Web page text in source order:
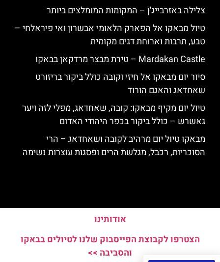
צלילה באזרבייג'ן – המקומות המומלצים ביותר
טיול מבאקו אל הפארק הלאומי אבשרון ואי פיראלחי –
טבע, תרבות וארוחת דגים מקומית
Mardakan Castle – טירת מבצר מרדקאן בבאקו
סיור יום מבאקו אל חיזי וקובה כולל ביקור בריזורט
שאחדאג והאגם הורוד
טיול יום מקיף מבאקו: קובה, שאחדאג, מפלי לזה ויער
גאשרש – כולל ביקור בכפר היהודי האדום
מבאקו טיול יום מרהיב לקובה ושאחדאג – הרי
הסוכריות, רכבל, מגלשת הרים ופסגות עוצרות נשימה
אודותינו
הצטרפו לקבוצת הפייסבוק שלנו לטיולים בבאקו
והסביבה >>